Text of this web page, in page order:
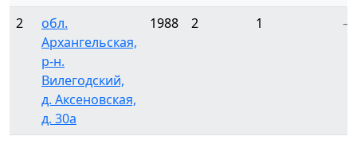
2
обл.
Архангельская,
р-н.
Вилегодский,
д. Аксеновская,
д. 30а
1988 2 1 —